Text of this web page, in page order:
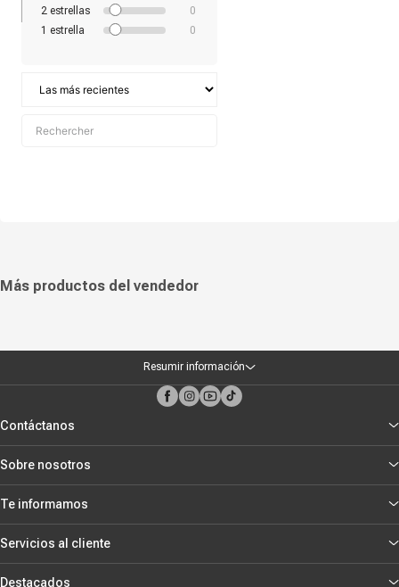
2 estrellas
0
1 estrella 0
Más productos del vendedor
Resumir información
Contáctanos
Sobre nosotros
Te informamos
Servicios al cliente
Destacados